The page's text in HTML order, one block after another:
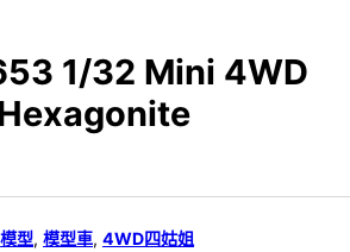
1/32 Mini 4WD
模型, 模型車, 4WD四姑姐